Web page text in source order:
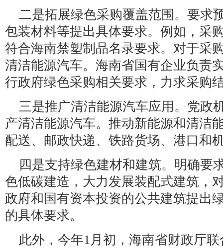
二是拓展绿色采购覆盖范围。要求
包装材料等提出具体要求。例如，采
符合海南禁塑制品名录要求。对于采
清洁能源汽车。海南省国有企业负责
行政府绿色采购相关要求，力求采购
三是推广清洁能源汽车应用。党政
产清洁能源汽车。推动新能源和清洁
配送、邮政快递、铁路货场、港口和
四是支持绿色建材和建筑。明确要
色低碳建造，大力发展装配式建筑，
政府和国有资本投资的公共建筑提出
的具体要求。
此外，今年1月初，海南省财政厅